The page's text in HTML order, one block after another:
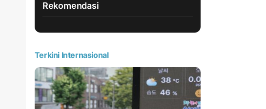
Rekomendasi
Terkini Internasional